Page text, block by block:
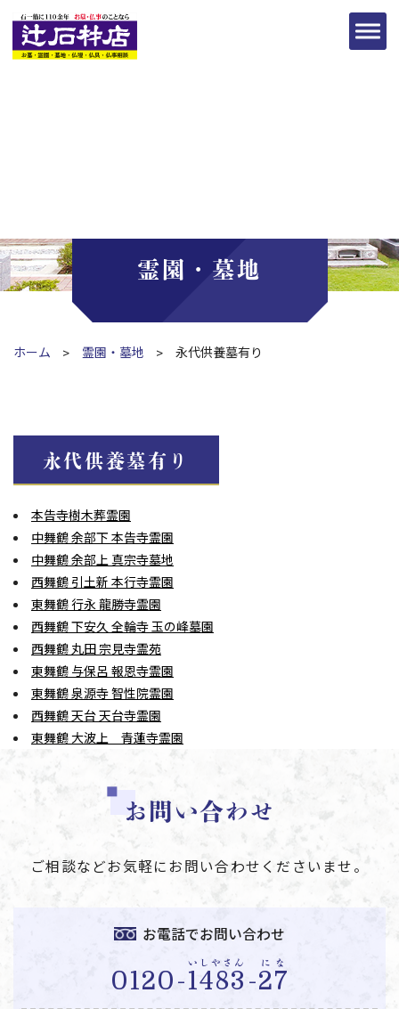
霊園・墓地
ホーム 霊園・墓地 永代供養墓有り
永代供養墓有り
本告寺樹木葬霊園
中舞鶴 余部下 本告寺霊園
中舞鶴 余部上 真宗寺墓地
西舞鶴 引土新 本行寺霊園
東舞鶴 行永 龍勝寺霊園
西舞鶴 下安久 全輪寺 玉の峰墓園
西舞鶴 丸田 宗見寺霊苑
東舞鶴 与保呂 報恩寺霊園
東舞鶴 泉源寺 智性院霊園
西舞鶴 天台 天台寺霊園
東舞鶴 大波上 青蓮寺霊園
お問い合わせ
ご相談などお気軽にお問い合わせくださいませ。
お電話でお問い合わせ
0120-1483
いしやさん
-27
にな